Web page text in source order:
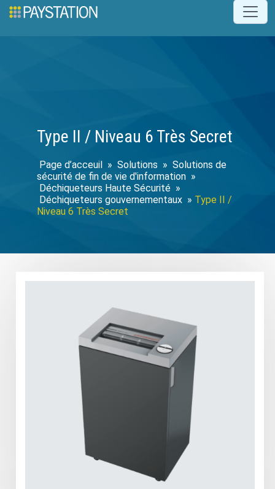
Type II / Niveau 6 Très Secret
» Solutions » Solutions de
sécurité de fin de vie d'information »
Déchiqueteurs Haute Sécurité »
Déchiqueteurs gouvernementaux » Type II /
Niveau 6 Très Secret